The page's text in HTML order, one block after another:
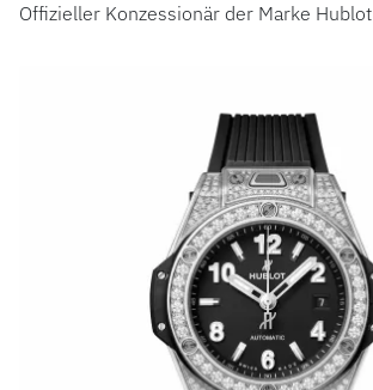
Offizieller Konzessionär der Marke Hublot